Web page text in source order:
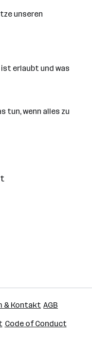
unseren
ist erlaubt und was
tun, wenn alles zu
& Kontakt AGB
Code of Conduct